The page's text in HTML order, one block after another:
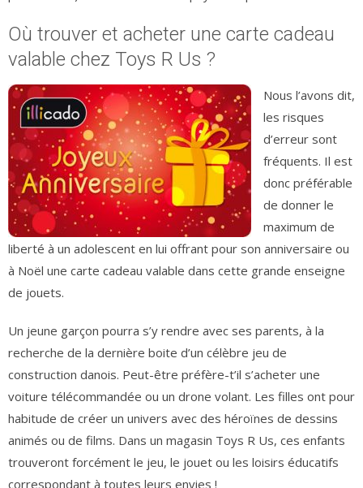
Où trouver et acheter une carte cadeau
valable chez Toys R Us ?
Nous l’avons dit,
les risques
d’erreur sont
fréquents. Il est
donc préférable
de donner le
maximum de
liberté à un adolescent en lui offrant pour son anniversaire ou
à Noël une carte cadeau valable dans cette grande enseigne
de jouets.
Un jeune garçon pourra s’y rendre avec ses parents, à la
recherche de la dernière boite d’un célèbre jeu de
construction danois. Peut-être préfère-t’il s’acheter une
voiture télécommandée ou un drone volant. Les filles ont pour
habitude de créer un univers avec des héroïnes de dessins
animés ou de films. Dans un magasin Toys R Us, ces enfants
trouveront forcément le jeu, le jouet ou les loisirs éducatifs
correspondant à toutes leurs envies !